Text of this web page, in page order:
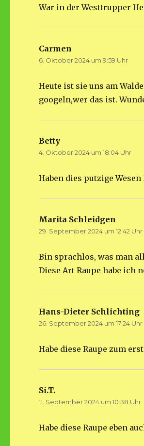
War in der Westtrupper
Carmen
6. Oktober 2024 um 9:59 Uhr
Heute ist sie uns am
googeln,wer das ist.
Betty
4. Oktober 2024 um 18:04 Uhr
Haben dies putzige
Marita Schleidgen
29. September 2024 um 12:42 Uhr
Bin sprachlos, was man
Diese Art Raupe habe ich
Hans-Dieter Schlichting
26. September 2024 um 17:24 Uhr
Habe diese Raupe zum
Si.T.
11. September 2024 um 10:38 Uhr
Habe diese Raupe eben